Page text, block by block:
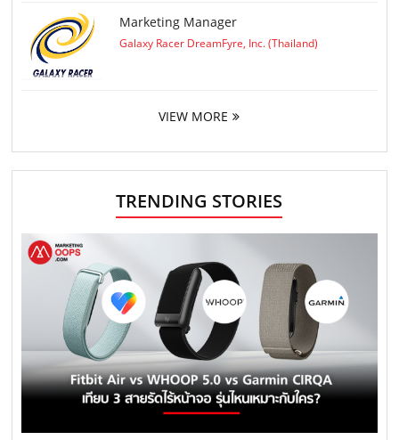
Marketing Manager
Galaxy Racer DreamFyre, Inc. (Thailand)
VIEW MORE
TRENDING STORIES